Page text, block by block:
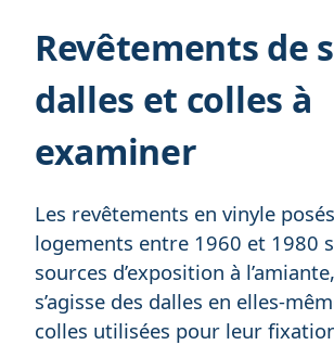
Revêtements de
dalles et colles à
examiner
Les revêtements en vinyle
logements entre 1960 et 1980
sources d’exposition à
s’agisse des dalles en elles-
colles utilisées pour leur